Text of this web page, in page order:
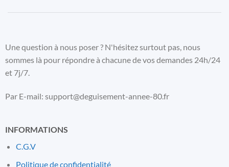
Une question à nous poser ? N'hésitez surtout pas, nous
sommes là pour répondre à chacune de vos demandes 24h/24
et 7j/7.
Par E-mail: support@deguisement-annee-80.fr
INFORMATIONS
C.G.V
Politique de confidentialité